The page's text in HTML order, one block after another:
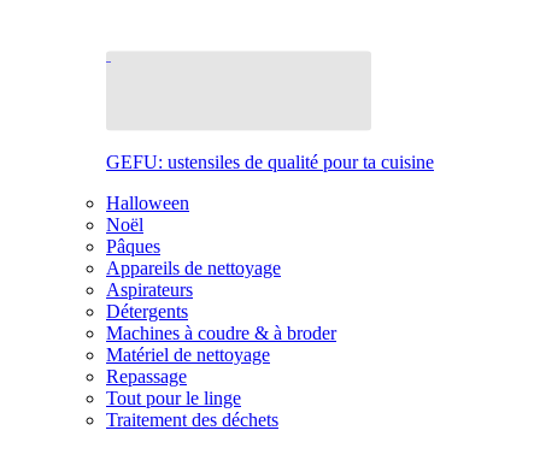
GEFU: ustensiles de qualité pour ta cuisine
Halloween
Noël
Pâques
Appareils de nettoyage
Aspirateurs
Détergents
Machines à coudre & à broder
Matériel de nettoyage
Repassage
Tout pour le linge
Traitement des déchets